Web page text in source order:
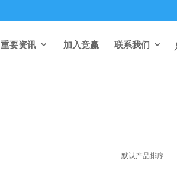
重要资讯 加入竞赢 联系我们